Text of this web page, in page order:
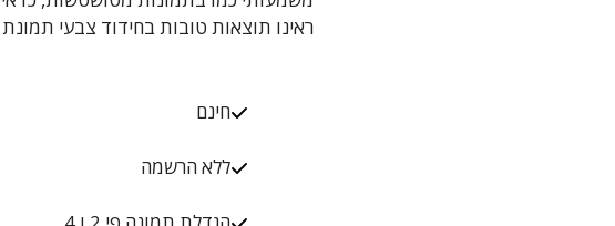
ראינו תוצאות טובות בחידוד צבעי
חינם
ללא הרשמה